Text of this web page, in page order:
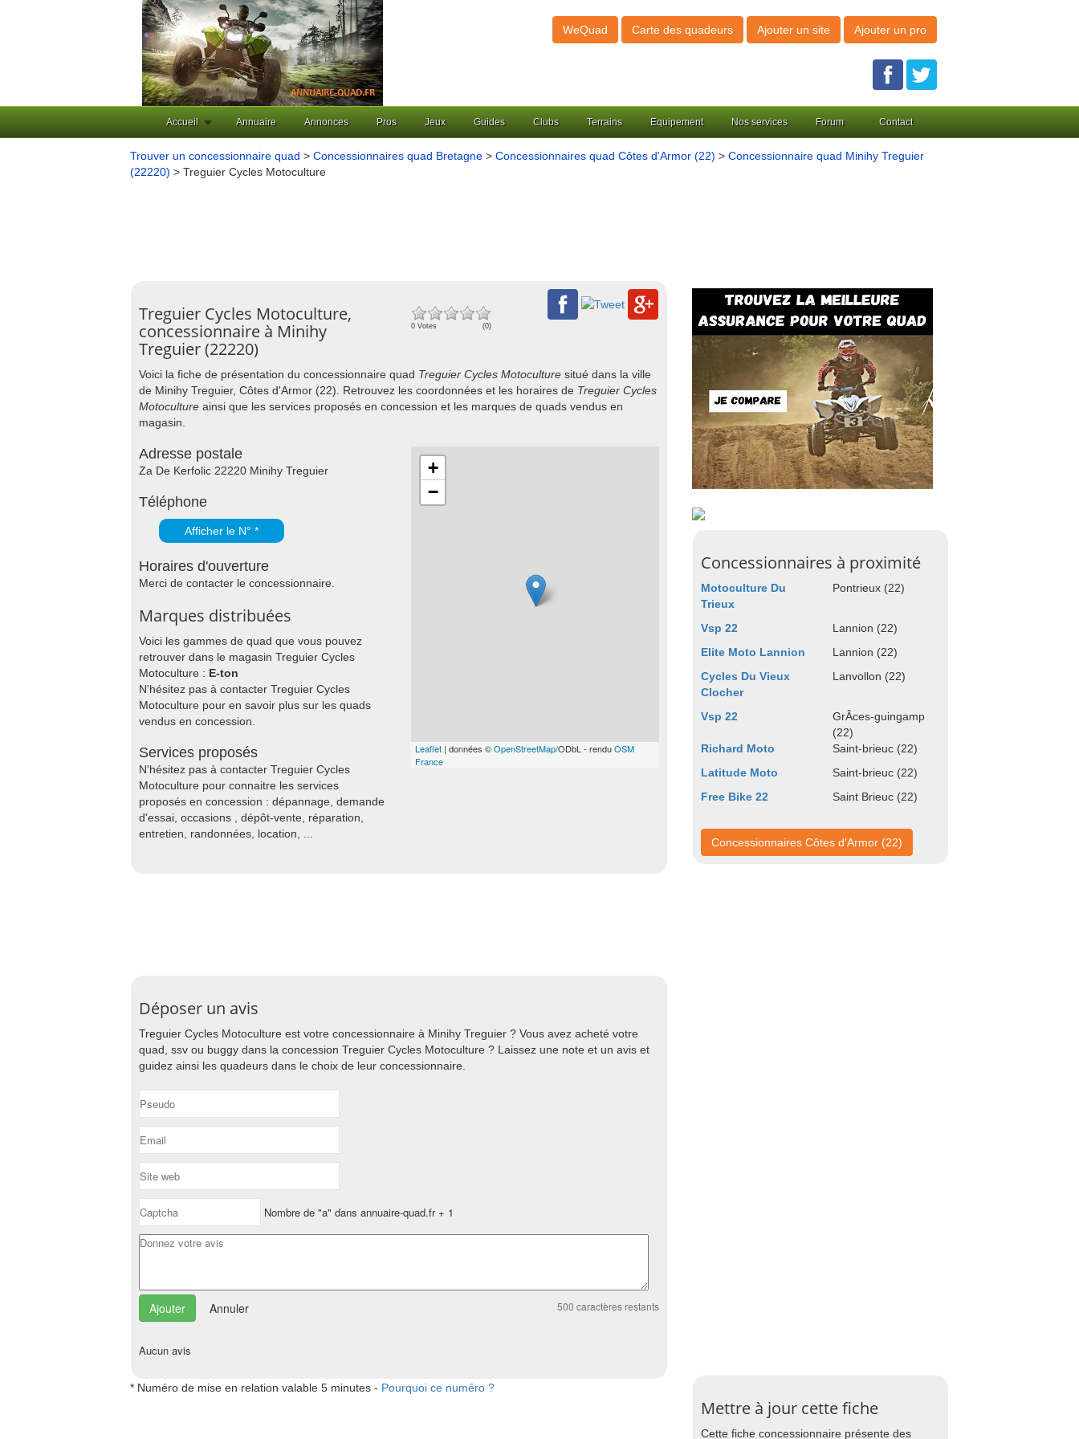
WeQuad Carte des quadeurs Ajouter un site Ajouter un pro
Accueil Annuaire Annonces Pros Jeux Guides Clubs Terrains Equipement Nos services Forum Contact
Trouver un concessionnaire quad > Concessionnaires quad Bretagne > Concessionnaires quad Côtes d'Armor (22) > Concessionnaire quad Minihy Treguier
(22220) > Treguier Cycles Motoculture
Treguier Cycles Motoculture,
concessionnaire à Minihy
Treguier (22220)
0 Votes (0)
Voici la fiche de présentation du concessionnaire quad Treguier Cycles Motoculture situé dans la ville
de Minihy Treguier, Côtes d'Armor (22). Retrouvez les coordonnées et les horaires de Treguier Cycles
Motoculture ainsi que les services proposés en concession et les marques de quads vendus en
magasin.
Adresse postale
Za De Kerfolic 22220 Minihy Treguier
Téléphone
Afficher le N° *
Horaires d'ouverture
Merci de contacter le concessionnaire.
Marques distribuées
Voici les gammes de quad que vous pouvez
retrouver dans le magasin Treguier Cycles
Motoculture : E-ton
N'hésitez pas à contacter Treguier Cycles
Motoculture pour en savoir plus sur les quads
vendus en concession.
Services proposés
N'hésitez pas à contacter Treguier Cycles
Motoculture pour connaitre les services
proposés en concession : dépannage, demande
d'essai, occasions , dépôt-vente, réparation,
entretien, randonnées, location, ...
+
−
Leaflet | données ©OpenStreetMap/ODbL - renduOSM
France
Déposer un avis
Treguier Cycles Motoculture est votre concessionnaire à Minihy Treguier ? Vous avez acheté votre
quad, ssv ou buggy dans la concession Treguier Cycles Motoculture ? Laissez une note et un avis et
guidez ainsi les quadeurs dans le choix de leur concessionnaire.
Nombre de "a" dans annuaire-quad.fr + 1
Annuler 500 caractères restants
Aucun avis
* Numéro de mise en relation valable 5 minutes - Pourquoi ce numéro ?
Concessionnaires à proximité
Motoculture Du
Trieux
Pontrieux (22)
Vsp 22
Lannion (22)
Elite Moto Lannion
Lannion (22)
Cycles Du Vieux
Clocher
Lanvollon (22)
Vsp 22
GrÂces-guingamp
(22)
Richard Moto
Saint-brieuc (22)
Latitude Moto
Saint-brieuc (22)
Free Bike 22
Saint Brieuc (22)
Concessionnaires Côtes d'Armor (22)
Mettre à jour cette fiche
Cette fiche concessionnaire présente des